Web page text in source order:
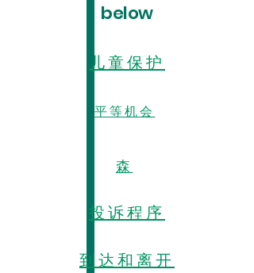
below
儿童保护
平等机会
森
投诉程序
到达和离开